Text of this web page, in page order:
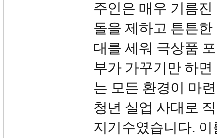
주인은 매우 기름
돌을 제하고 튼튼
대를 세워 극상품
부가 가꾸기만 하
는 모든 환경이 마
청년 실업 사태로
지기수였습니다.